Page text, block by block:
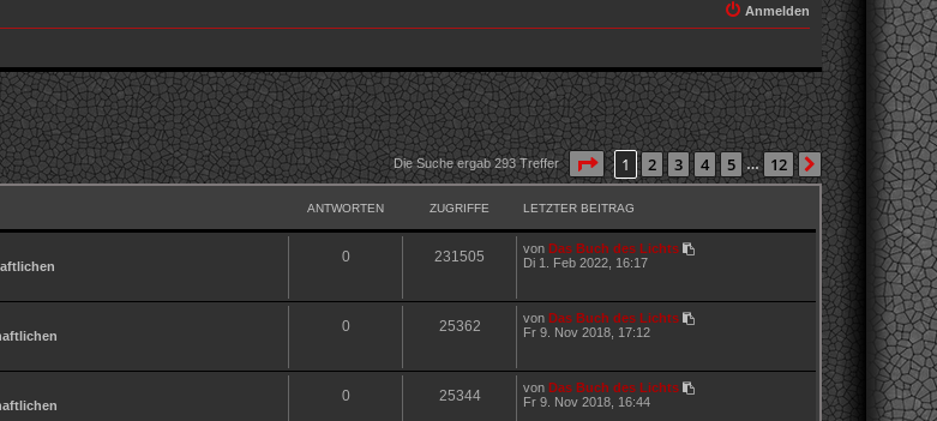
Anmelden
Die Suche ergab 293 Treffer Seite1 von12
1 2 3 4 5 … 12 Nächste
ANTWORTEN ZUGRIFFE LETZTER BEITRAG
0 231505 von Das Buch des Lichts
Di 1. Feb 2022, 16:17
0 25362 von Das Buch des Lichts
Fr 9. Nov 2018, 17:12
0 25344 von Das Buch des Lichts
Fr 9. Nov 2018, 16:44